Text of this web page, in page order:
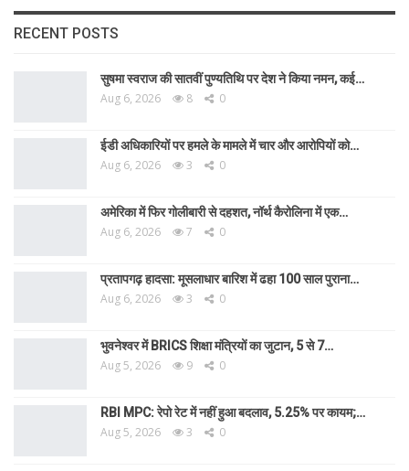
RECENT POSTS
सुषमा स्वराज की सातवीं पुण्यतिथि पर देश ने किया नमन, कई…
Aug 6, 2026 8 0
ईडी अधिकारियों पर हमले के मामले में चार और आरोपियों को…
Aug 6, 2026 3 0
अमेरिका में फिर गोलीबारी से दहशत, नॉर्थ कैरोलिना में एक…
Aug 6, 2026 7 0
प्रतापगढ़ हादसा: मूसलाधार बारिश में ढहा 100 साल पुराना…
Aug 6, 2026 3 0
भुवनेश्वर में BRICS शिक्षा मंत्रियों का जुटान, 5 से 7…
Aug 5, 2026 9 0
RBI MPC: रेपो रेट में नहीं हुआ बदलाव, 5.25% पर कायम;…
Aug 5, 2026 3 0